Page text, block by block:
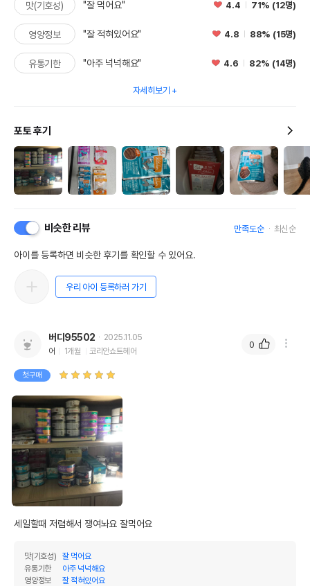
맛(기호성) "잘 먹어요" 4.4 71% (12명)
영양정보 "잘 적혀있어요" 4.8 88% (15명)
유통기한 "아주 넉넉해요" 4.6 82% (14명)
자세히보기
포토 후기
비슷한 리뷰 만족도순 최신순
아이를 등록하면 비슷한 후기를 확인할 수 있어요.
우리 아이 등록하러 가기
버디95502
2025.11.05
어
1개월 코리안쇼트헤어
첫구매
세일할때 저렴해서 쟁여놔요 잘먹어요
맛(기호성)
잘 먹어요
유통기한
아주 넉넉해요
영양정보
잘 적혀있어요
0